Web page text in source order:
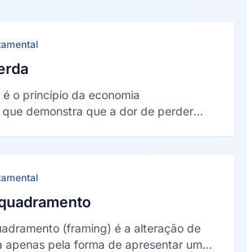
o princípio da economia
demonstra que a dor de perder
(framing) é a alteração de
apenas pela forma de apresentar uma